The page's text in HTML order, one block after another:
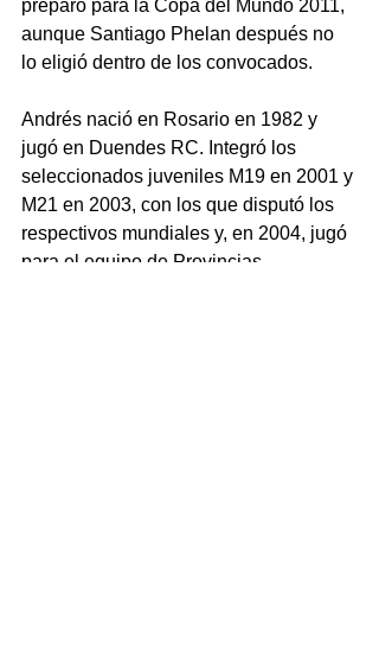
preparó para la Copa del Mundo 2011,
aunque Santiago Phelan después no
lo eligió dentro de los convocados.
Andrés nació en Rosario en 1982 y
jugó en Duendes RC. Integró los
seleccionados juveniles M19 en 2001 y
M21 en 2003, con los que disputó los
respectivos mundiales y, en 2004, jugó
para el equipo de Provincias